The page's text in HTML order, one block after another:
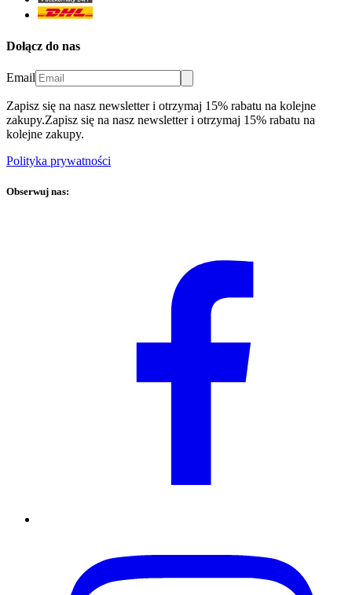
Dołącz do nas
Email
Zapisz się na nasz newsletter i otrzymaj 15% rabatu na kolejne
zakupy.Zapisz się na nasz newsletter i otrzymaj 15% rabatu na
kolejne zakupy.
Polityka prywatności
Obserwuj nas: